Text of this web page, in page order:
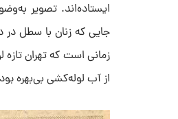
جایی که زنان با سطل
زمانی است که تهران
از آب لوله‌کشی بی‌بهره